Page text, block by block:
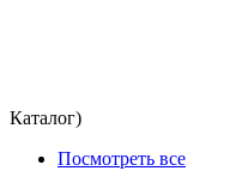
Каталог)
Посмотреть все